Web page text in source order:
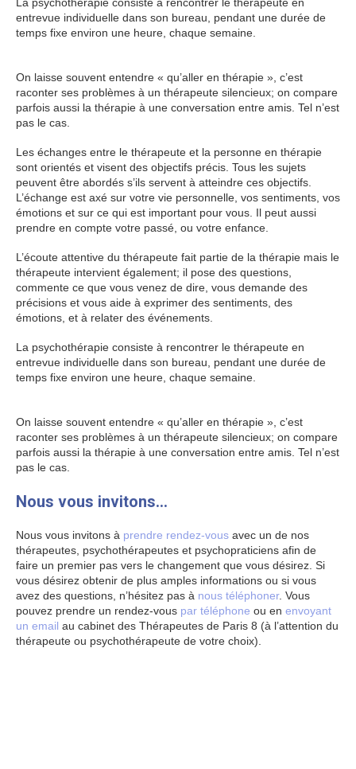
La psychothérapie consiste à rencontrer le thérapeute en
entrevue individuelle dans son bureau, pendant une durée de
temps fixe environ une heure, chaque semaine.
On laisse souvent entendre « qu’aller en thérapie », c’est
raconter ses problèmes à un thérapeute silencieux; on compare
parfois aussi la thérapie à une conversation entre amis. Tel n’est
pas le cas.
Les échanges entre le thérapeute et la personne en thérapie
sont orientés et visent des objectifs précis. Tous les sujets
peuvent être abordés s’ils servent à atteindre ces objectifs.
L’échange est axé sur votre vie personnelle, vos sentiments, vos
émotions et sur ce qui est important pour vous. Il peut aussi
prendre en compte votre passé, ou votre enfance.
L’écoute attentive du thérapeute fait partie de la thérapie mais le
thérapeute intervient également; il pose des questions,
commente ce que vous venez de dire, vous demande des
précisions et vous aide à exprimer des sentiments, des
émotions, et à relater des événements.
La psychothérapie consiste à rencontrer le thérapeute en
entrevue individuelle dans son bureau, pendant une durée de
temps fixe environ une heure, chaque semaine.
On laisse souvent entendre « qu’aller en thérapie », c’est
raconter ses problèmes à un thérapeute silencieux; on compare
parfois aussi la thérapie à une conversation entre amis. Tel n’est
pas le cas.
Nous vous invitons…
Nous vous invitons à prendre rendez-vous avec un de nos
thérapeutes, psychothérapeutes et psychopraticiens afin de
faire un premier pas vers le changement que vous désirez. Si
vous désirez obtenir de plus amples informations ou si vous
avez des questions, n’hésitez pas à nous téléphoner. Vous
pouvez prendre un rendez-vous par téléphone ou en envoyant
un email au cabinet des Thérapeutes de Paris 8 (à l’attention du
thérapeute ou psychothérapeute de votre choix).